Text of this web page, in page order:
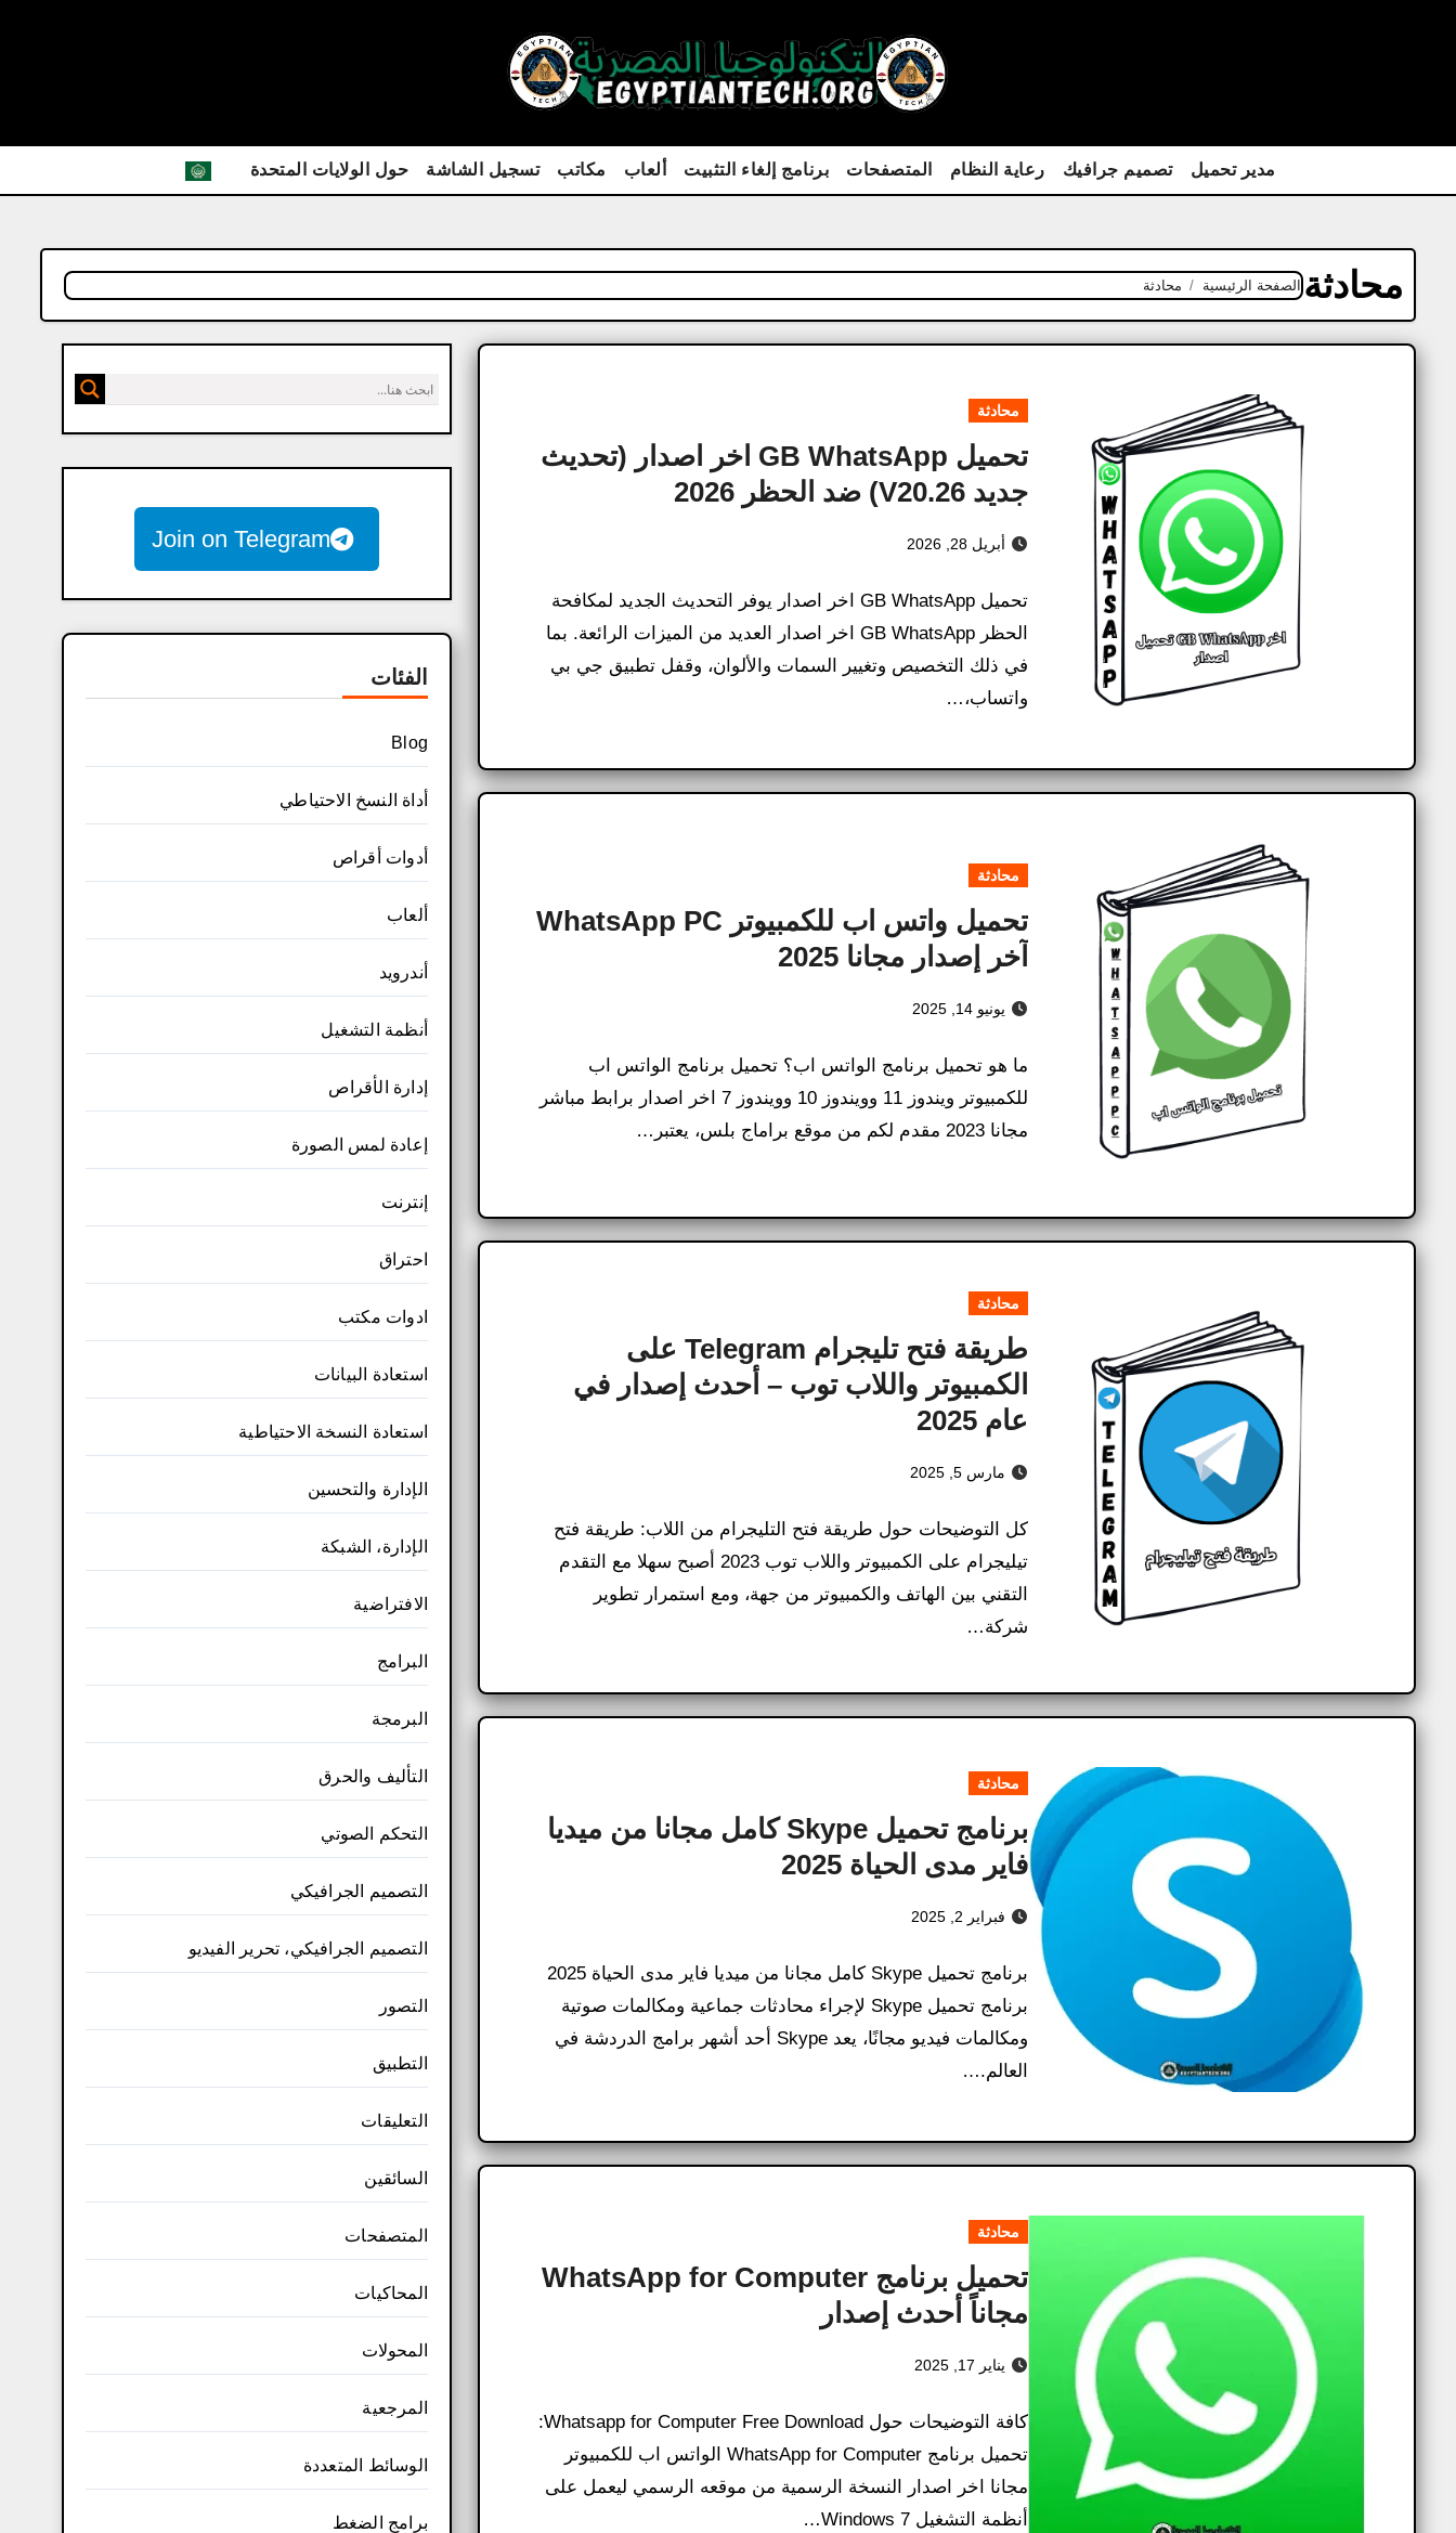
مدير تحميل تصميم جرافيك رعاية النظام المتصفحات برنامج إلغاء التثبيت ألعاب مكاتب تسجيل الشاشة حول الولايات المتحدة
محادثة الصفحة الرئيسية محادثة
محادثة
تحميل GB WhatsApp اخر اصدار (تحديث
جديد V20.26) ضد الحظر 2026
أبريل 28, 2026
تحميل GB WhatsApp اخر اصدار يوفر التحديث الجديد لمكافحة
الحظر GB WhatsApp اخر اصدار العديد من الميزات الرائعة. بما
في ذلك التخصيص وتغيير السمات والألوان، وقفل تطبيق جي بي
واتساب،…
محادثة
تحميل واتس اب للكمبيوتر WhatsApp PC
آخر إصدار مجانا 2025
يونيو 14, 2025
ما هو تحميل برنامج الواتس اب؟ تحميل برنامج الواتس اب
للكمبيوتر ويندوز 11 وويندوز 10 وويندوز 7 اخر اصدار برابط مباشر
مجانا 2023 مقدم لكم من موقع براماج بلس، يعتبر…
محادثة
طريقة فتح تليجرام Telegram على
الكمبيوتر واللاب توب – أحدث إصدار في
عام 2025
مارس 5, 2025
كل التوضيحات حول طريقة فتح التليجرام من اللاب​: طريقة فتح
تيليجرام على الكمبيوتر واللاب توب 2023 أصبح سهلا مع التقدم
التقني بين الهاتف والكمبيوتر من جهة، ومع استمرار تطوير
شركة…
محادثة
برنامج تحميل Skype كامل مجانا من ميديا ​​
فاير مدى الحياة 2025
فبراير 2, 2025
برنامج تحميل Skype كامل مجانا من ميديا ​​فاير مدى الحياة 2025
برنامج تحميل Skype لإجراء محادثات جماعية ومكالمات صوتية
ومكالمات فيديو مجانًا، يعد Skype أحد أشهر برامج الدردشة في
العالم.…
محادثة
تحميل برنامج WhatsApp for Computer
مجاناً أحدث إصدار
يناير 17, 2025
كافة التوضيحات حول Whatsapp for Computer Free Download​:
تحميل برنامج WhatsApp for Computer الواتس اب للكمبيوتر
مجانا اخر اصدار النسخة الرسمية من موقعه الرسمي ليعمل على
أنظمة التشغيل Windows 7…
Join on Telegram
الفئات
Blog
أداة النسخ الاحتياطي
أدوات أقراص
ألعاب
أندرويد
أنظمة التشغيل
إدارة الأقراص
إعادة لمس الصورة
إنترنت
احتراق
ادوات مكتب
استعادة البيانات
استعادة النسخة الاحتياطية
الإدارة والتحسين
الإدارة، الشبكة
الافتراضية
البرامج
البرمجة
التأليف والحرق
التحكم الصوتي
التصميم الجرافيكي
التصميم الجرافيكي، تحرير الفيديو
التصور
التطبيق
التعليقات
السائقين
المتصفحات
المحاكيات
المحولات
المرجعية
الوسائط المتعددة
برامج الضغط